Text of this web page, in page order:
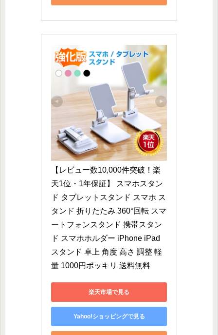
【レビュー数10,000件突破！楽
天1位・1年保証】 スマホスタン
ド タブレットスタンド スマホ ス
タンド 折りたたみ 360°回転 スマ
ートフォンスタンド 携帯スタン
ド スマホホルダー iPhone iPad
スタンド 卓上 角度 高さ 調整 軽
量 1000円ポッキリ 送料無料
楽天市場で見る
Yahoo!ショッピングで見る